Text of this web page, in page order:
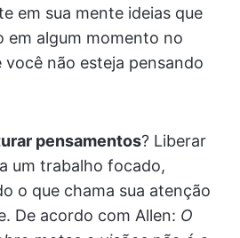
em sua mente ideias que
em algum momento no
não esteja pensando
pensamentos? Liberar
um trabalho focado,
o que chama sua atenção
De acordo com Allen: O